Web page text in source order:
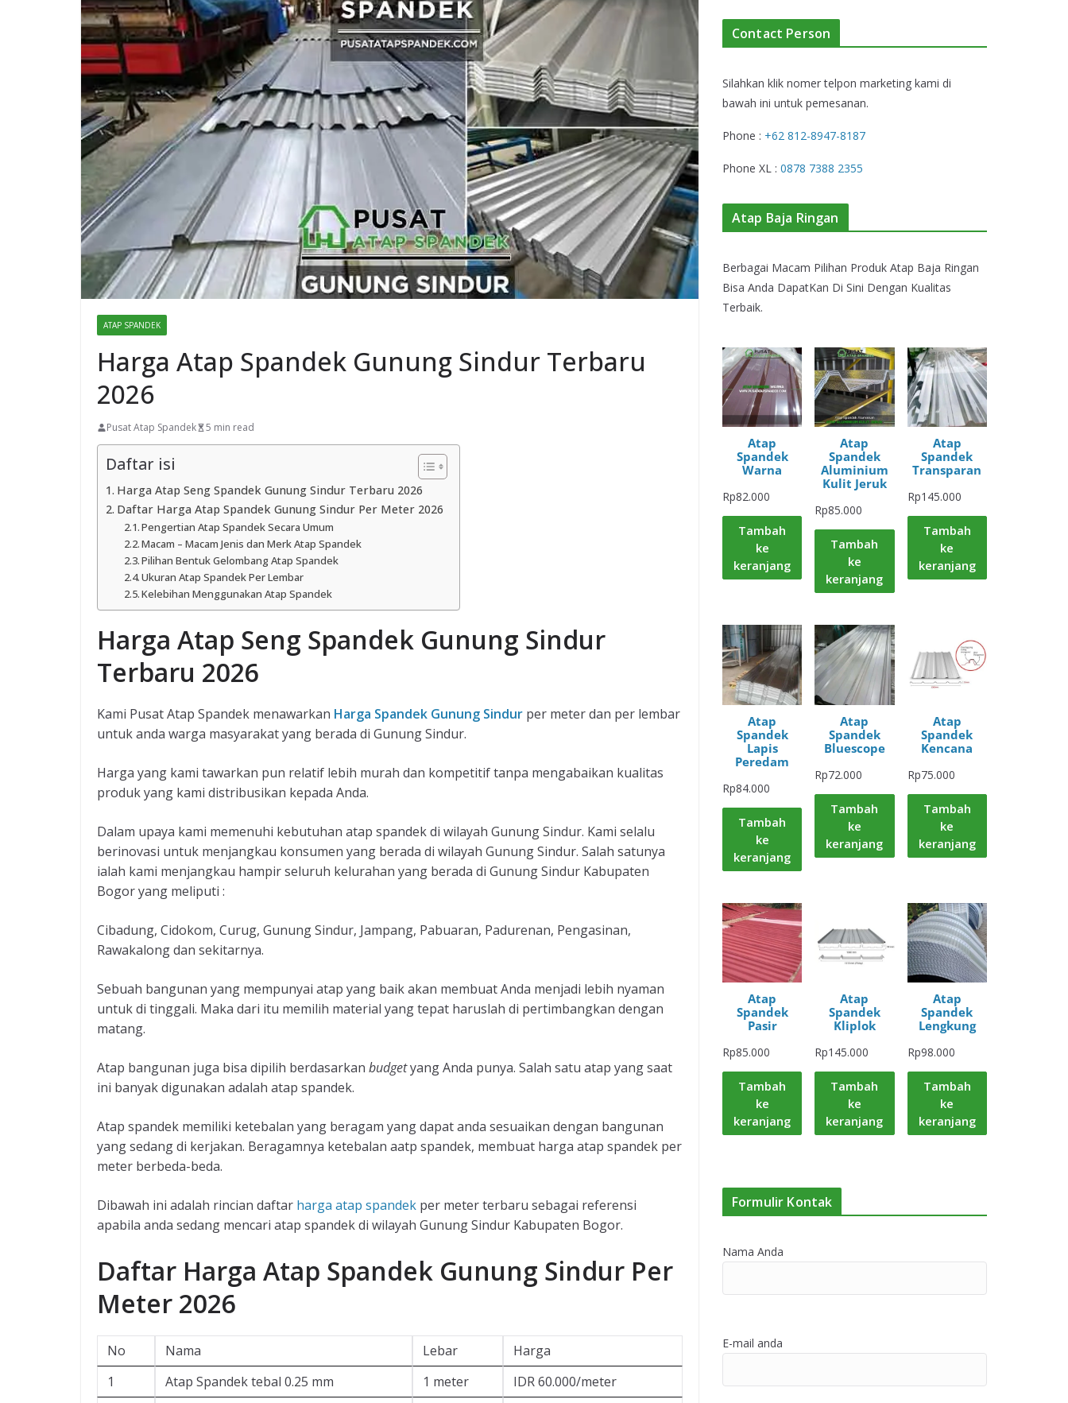
ATAP SPANDEK
Harga Atap Spandek Gunung Sindur Terbaru
2026
Pusat Atap Spandek 5 min read
Daftar isi
Harga Atap Seng Spandek Gunung Sindur Terbaru 2026
Daftar Harga Atap Spandek Gunung Sindur Per Meter 2026
Pengertian Atap Spandek Secara Umum
Macam – Macam Jenis dan Merk Atap Spandek
Pilihan Bentuk Gelombang Atap Spandek
Ukuran Atap Spandek Per Lembar
Kelebihan Menggunakan Atap Spandek
Harga Atap Seng Spandek Gunung Sindur
Terbaru 2026
Kami Pusat Atap Spandek menawarkan Harga Spandek Gunung Sindur per meter dan per lembar
untuk anda warga masyarakat yang berada di Gunung Sindur.
Harga yang kami tawarkan pun relatif lebih murah dan kompetitif tanpa mengabaikan kualitas
produk yang kami distribusikan kepada Anda.
Dalam upaya kami memenuhi kebutuhan atap spandek di wilayah Gunung Sindur. Kami selalu
berinovasi untuk menjangkau konsumen yang berada di wilayah Gunung Sindur. Salah satunya
ialah kami menjangkau hampir seluruh kelurahan yang berada di Gunung Sindur Kabupaten
Bogor yang meliputi :
Cibadung, Cidokom, Curug, Gunung Sindur, Jampang, Pabuaran, Padurenan, Pengasinan,
Rawakalong dan sekitarnya.
Sebuah bangunan yang mempunyai atap yang baik akan membuat Anda menjadi lebih nyaman
untuk di tinggali. Maka dari itu memilih material yang tepat haruslah di pertimbangkan dengan
matang.
Atap bangunan juga bisa dipilih berdasarkan budgetyang Anda punya. Salah satu atap yang saat
ini banyak digunakan adalah atap spandek.
Atap spandek memiliki ketebalan yang beragam yang dapat anda sesuaikan dengan bangunan
yang sedang di kerjakan. Beragamnya ketebalan aatp spandek, membuat harga atap spandek per
meter berbeda-beda.
Dibawah ini adalah rincian daftar harga atap spandek per meter terbaru sebagai referensi
apabila anda sedang mencari atap spandek di wilayah Gunung Sindur Kabupaten Bogor.
Daftar Harga Atap Spandek Gunung Sindur Per
Meter 2026
No Nama Lebar
Harga
1
Atap Spandek tebal 0.25 mm 1 meter
IDR 60.000/meter
Contact Person
Silahkan klik nomer telpon marketing kami di
bawah ini untuk pemesanan.
Phone : +62 812-8947-8187
Phone XL : 0878 7388 2355
Atap Baja Ringan
Berbagai Macam Pilihan Produk Atap Baja Ringan
Bisa Anda DapatKan Di Sini Dengan Kualitas
Terbaik.
Atap
Spandek
Warna
Rp82.000
Tambah
ke
keranjang
Atap
Spandek
Aluminium
Kulit Jeruk
Rp85.000
Tambah
ke
keranjang
Atap
Spandek
Transparan
Rp145.000
Tambah
ke
keranjang
Atap
Spandek
Lapis
Peredam
Rp84.000
Tambah
ke
keranjang
Atap
Spandek
Bluescope
Rp72.000
Tambah
ke
keranjang
Atap
Spandek
Kencana
Rp75.000
Tambah
ke
keranjang
Atap
Spandek
Pasir
Rp85.000
Tambah
ke
keranjang
Atap
Spandek
Kliplok
Rp145.000
Tambah
ke
keranjang
Atap
Spandek
Lengkung
Rp98.000
Tambah
ke
keranjang
Formulir Kontak
Nama Anda
E-mail anda